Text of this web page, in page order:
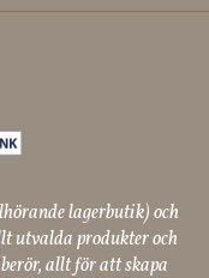
lagerbutik) och
utvalda produkter och
allt för att skapa